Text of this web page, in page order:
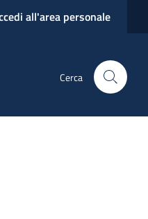
all'area personale
Cerca